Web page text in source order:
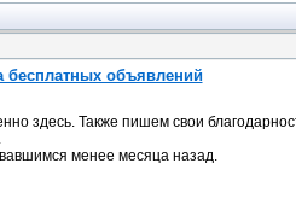
бесплатных объявлений
здесь. Также пишем свои
менее месяца назад.